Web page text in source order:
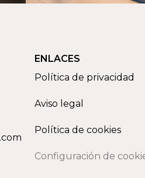
ENLACES
Política de privacidad
Aviso legal
Política de cookies
Configuración de